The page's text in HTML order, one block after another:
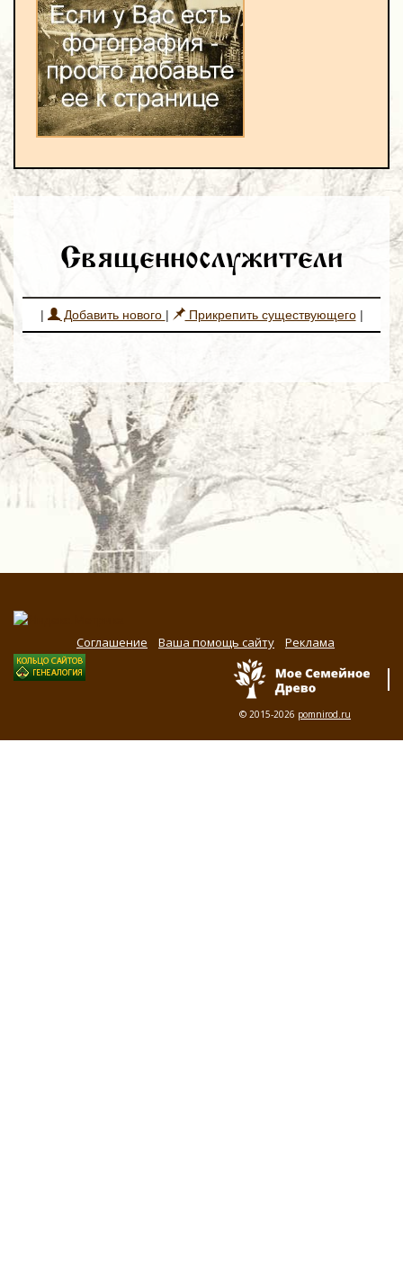
Священнослужители
| Добавить нового | Прикрепить существующего|
Соглашение Ваша помощь сайту Реклама
© 2015-2026 pomnirod.ru